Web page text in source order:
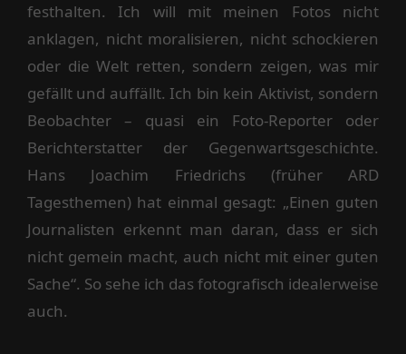
festhalten. Ich will mit meinen Fotos nicht
anklagen, nicht moralisieren, nicht schockieren
oder die Welt retten, sondern zeigen, was mir
gefällt und auffällt. Ich bin kein Aktivist, sondern
Beobachter – quasi ein Foto-Reporter oder
Berichterstatter der Gegenwartsgeschichte.
Hans Joachim Friedrichs (früher ARD
Tagesthemen) hat einmal gesagt: „Einen guten
Journalisten erkennt man daran, dass er sich
nicht gemein macht, auch nicht mit einer guten
Sache“. So sehe ich das fotografisch idealerweise
auch.